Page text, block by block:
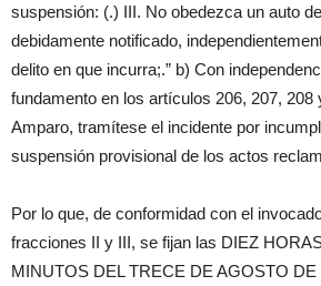
suspensión: (.) III. No obedezca un auto
debidamente notificado,
delito en que incurra;.” b) Con
fundamento en los artículos 206, 207, 208
Amparo, tramítese el incidente por
suspensión provisional de los actos
Por lo que, de conformidad con el
fracciones II y III, se fijan las DIEZ
MINUTOS DEL TRECE DE AGOSTO